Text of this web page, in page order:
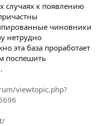
случаях к появлению
чиновники
нетрудно
эта база проработает
поспешить
viewtopic.php?